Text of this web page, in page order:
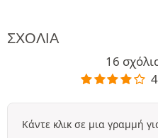
ΣΧΌΛΙΑ
16
Κάντε κλικ σε μια γραμμή